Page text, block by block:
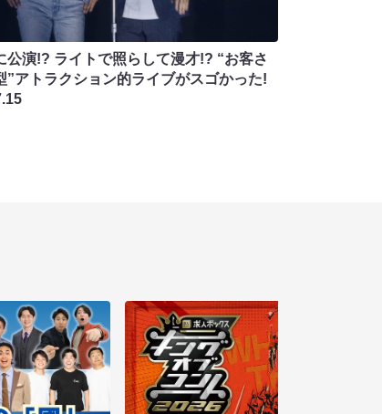
公演!? ライトで照らして漫才!? “お客さ
”アトラクション的ライブがスゴかった!